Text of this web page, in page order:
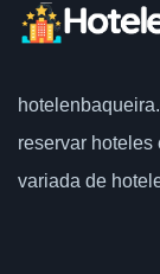
reservar hoteles
variada de